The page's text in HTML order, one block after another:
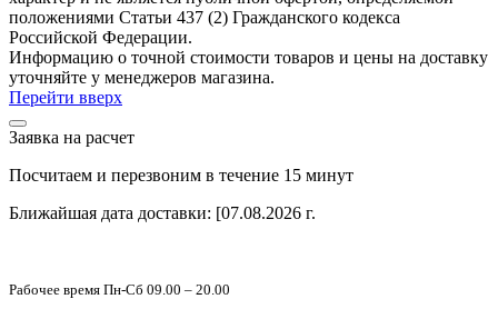
положениями Статьи 437 (2) Гражданского кодекса
Российской Федерации.
Информацию о точной стоимости товаров и цены на доставку
уточняйте у менеджеров магазина.
Перейти вверх
Заявка на расчет
Посчитаем и перезвоним в течение 15 минут
Ближайшая дата доставки: [07.08.2026 г.
Рабочее время Пн-Сб 09.00 – 20.00